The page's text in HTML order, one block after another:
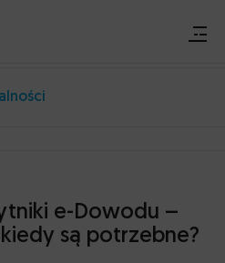
do Twoich potrzeb
e-Dowodu –
są potrzebne?